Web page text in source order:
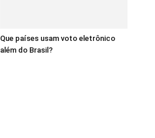
Que países usam voto eletrônico
além do Brasil?